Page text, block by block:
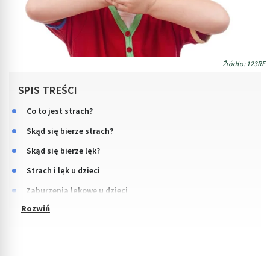
Źródło: 123RF
SPIS TREŚCI
Co to jest strach?
Skąd się bierze strach?
Skąd się bierze lęk?
Strach i lęk u dzieci
Zaburzenia lękowe u dzieci